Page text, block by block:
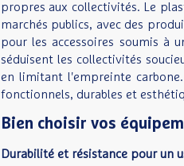
propres aux collectivités. Le
marchés publics, avec des
pour les accessoires soumis à
séduisent les collectivités
en limitant l'empreinte
fonctionnels, durables et
Bien choisir vos
Durabilité et résistance pour un